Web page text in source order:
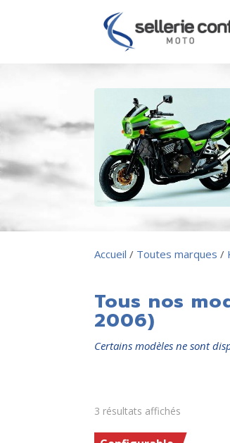
Accueil / Toutes marques /
Tous nos
2006)
Certains modèles ne sont
3 résultats affichés